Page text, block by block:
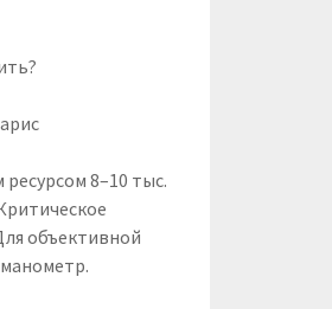
8–10 тыс.
объективной